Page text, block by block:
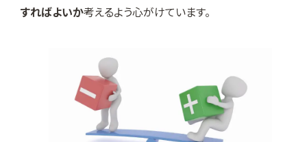
すればよいか考えるよう心がけています。